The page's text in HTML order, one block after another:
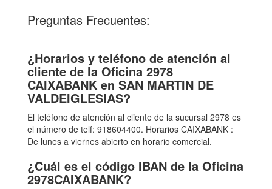
Preguntas Frecuentes:
¿Horarios y teléfono de atención al
cliente de la Oficina 2978
CAIXABANK en SAN MARTIN DE
VALDEIGLESIAS?
El teléfono de atención al cliente de la sucursal 2978 es
el número de telf: 918604400. Horarios CAIXABANK :
De lunes a viernes abierto en horario comercial.
¿Cuál es el código IBAN de la Oficina
2978CAIXABANK?